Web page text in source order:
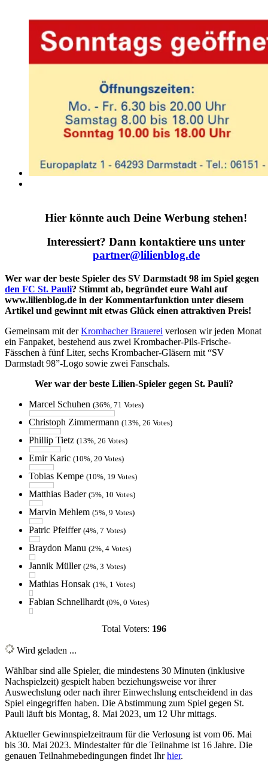
Hier könnte auch Deine Werbung stehen!
Interessiert? Dann kontaktiere uns unter
partner@lilienblog.de
Wer war der beste Spieler des SV Darmstadt 98 im Spiel gegen
den FC St. Pauli? Stimmt ab, begründet eure Wahl auf
www.lilienblog.de in der Kommentarfunktion unter diesem
Artikel und gewinnt mit etwas Glück einen attraktiven Preis!
Gemeinsam mit derKrombacher Brauerei verlosen wir jeden Monat
ein Fanpaket, bestehend aus zwei Krombacher-Pils-Frische-
Fässchen à fünf Liter, sechs Krombacher-Gläsern mit “SV
Darmstadt 98”-Logo sowie zwei Fanschals.
Wer war der beste Lilien-Spieler gegen St. Pauli?
Marcel Schuhen (36%, 71 Votes)
Christoph Zimmermann (13%, 26 Votes)
Phillip Tietz (13%, 26 Votes)
Emir Karic (10%, 20 Votes)
Tobias Kempe (10%, 19 Votes)
Matthias Bader (5%, 10 Votes)
Marvin Mehlem (5%, 9 Votes)
Patric Pfeiffer (4%, 7 Votes)
Braydon Manu (2%, 4 Votes)
Jannik Müller (2%, 3 Votes)
Mathias Honsak (1%, 1 Votes)
Fabian Schnellhardt (0%, 0 Votes)
Total Voters: 196
Wird geladen ...
Wählbar sind alle Spieler, die mindestens 30 Minuten (inklusive
Nachspielzeit) gespielt haben beziehungsweise vor ihrer
Auswechslung oder nach ihrer Einwechslung entscheidend in das
Spiel eingegriffen haben. Die Abstimmung zum Spiel gegen St.
Pauli läuft bis Montag, 8. Mai 2023, um 12 Uhr mittags.
Aktueller Gewinnspielzeitraum für die Verlosung ist vom 06. Mai
bis 30. Mai 2023. Mindestalter für die Teilnahme ist 16 Jahre. Die
genauen Teilnahmebedingungen findet Ihrhier.